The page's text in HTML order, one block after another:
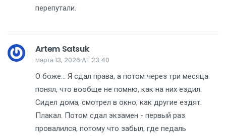
перепутали.
Artem Satsuk
марта 13, 2026 AT 23:40
О боже... Я сдал права, а потом через три месяца
понял, что вообще не помню, как на них ездил.
Сидел дома, смотрел в окно, как другие ездят.
Плакал. Потом сдал экзамен - первый раз
провалился, потому что забыл, где педаль